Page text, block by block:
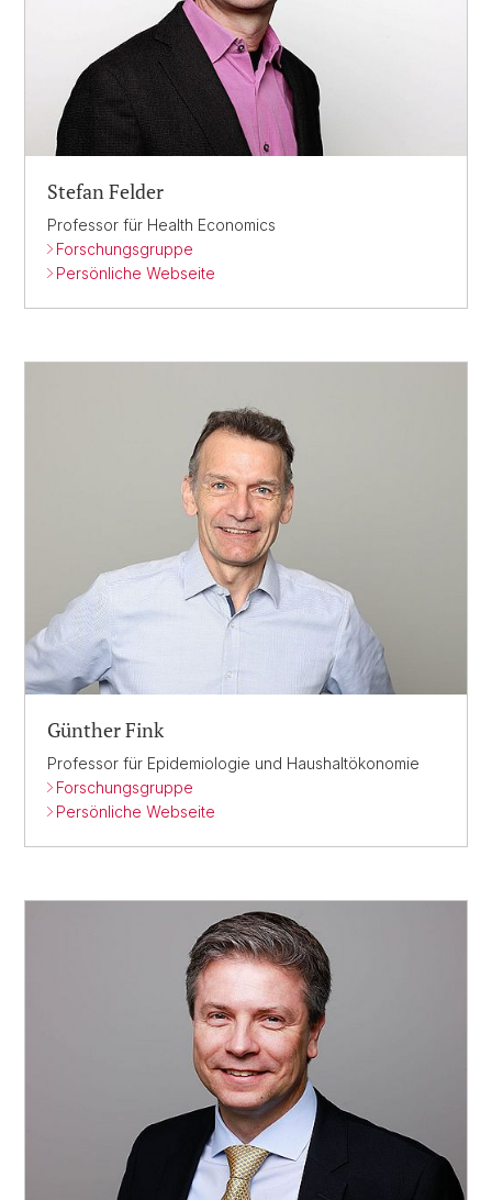
Stefan Felder
Professor für Health Economics
Forschungsgruppe
Persönliche Webseite
Günther Fink
Professor für Epidemiologie und Haushaltökonomie
Forschungsgruppe
Persönliche Webseite